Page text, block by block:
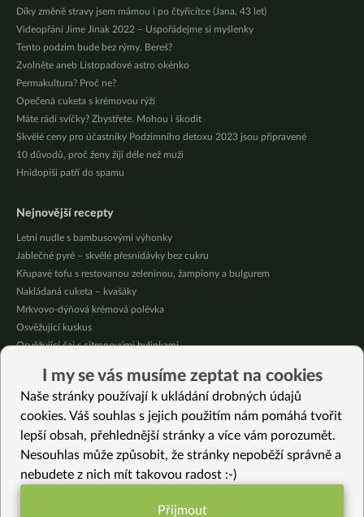
Díky změně stravy jsem mámou i po čtyřicítce (Jana, 43 let)
Videopřání Jíme Jinak 2022 – Uspořádejme si myšlenky
Tento podzim bude bez rýmy. Bereš?
Zvolněte aneb Listopadové astro okénko
Permakultura? Proč ne?
Opečená cuketa s krémovou rýží
Máte rádi svíčky? Zbystřete. Mohou i škodit
Skvělé ceny pro účastníky Podzimního detoxu 2023 jsou připravené
10 důvodů, proč ženy žijí déle než muži
Hnidopiši patří do spamu
Nejnovější recepty
Letní nudle s bambusovými výhonky
Jablečné pyré – skvělé přesnídávky bez cukru
Křupavé tofu s restovanou zeleninou, žampiony a bulgurem
Nakládaná cuketa – kvašáky
Mrkvovo-dýňová krémová polévka
Osvěžující kuskus
Osvěžující čaj s citronovými bylinkami
Čokoládové muffiny s mangovým krémem
Meruňky a jablka v citrónovém želé
Vybrané recepty
Vánoční provensálské sušenky (slané)
Špagety s dary moře a země
I my se vás musíme zeptat na cookies
Naše stránky používají k ukládání drobných údajů
cookies. Váš souhlas s jejich použitím nám pomáhá tvořit
lepší obsah, přehlednější stránky a více vám porozumět.
Nesouhlas může způsobit, že stránky nepoběží správně a
nebudete z nich mít takovou radost :-)
Přijmout